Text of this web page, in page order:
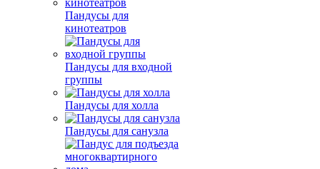
Пандусы для
кинотеатров
Пандусы для входной
группы
Пандусы для холла
Пандусы для санузла